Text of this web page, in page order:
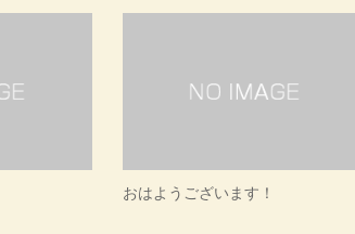
おはようございます！